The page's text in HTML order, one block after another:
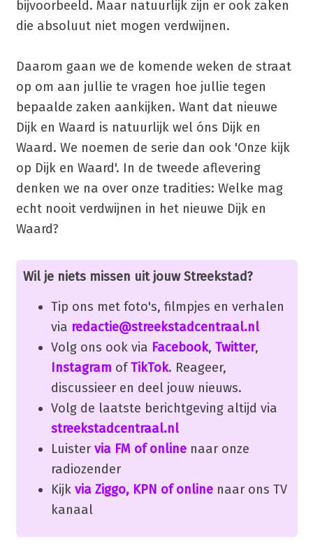
bijvoorbeeld. Maar natuurlijk zijn er ook zaken
die absoluut niet mogen verdwijnen.
Daarom gaan we de komende weken de straat
op om aan jullie te vragen hoe jullie tegen
bepaalde zaken aankijken. Want dat nieuwe
Dijk en Waard is natuurlijk wel óns Dijk en
Waard. We noemen de serie dan ook 'Onze kijk
op Dijk en Waard'. In de tweede aflevering
denken we na over onze tradities: Welke mag
echt nooit verdwijnen in het nieuwe Dijk en
Waard?
Wil je niets missen uit jouw Streekstad?
Tip ons met foto's, filmpjes en verhalen
via redactie@streekstadcentraal.nl
Volg ons ook via Facebook, Twitter,
Instagram ofTikTok. Reageer,
discussieer en deel jouw nieuws.
Volg de laatste berichtgeving altijd via
streekstadcentraal.nl
Luister via FM of onlinenaar onze
radiozender
Kijk via Ziggo, KPN of onlinenaar ons TV
kanaal